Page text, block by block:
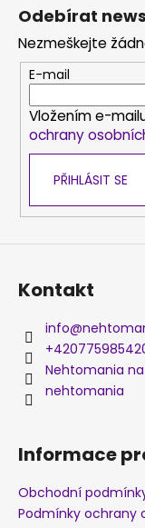
Odebírat
Nezmeškejte
E-mail
Vložením e-
ochrany
PŘIHLÁSIT SE
Kontakt
info@
Nehtomania
nehtomania
Informace
Obchodní
Podmínky ochrany